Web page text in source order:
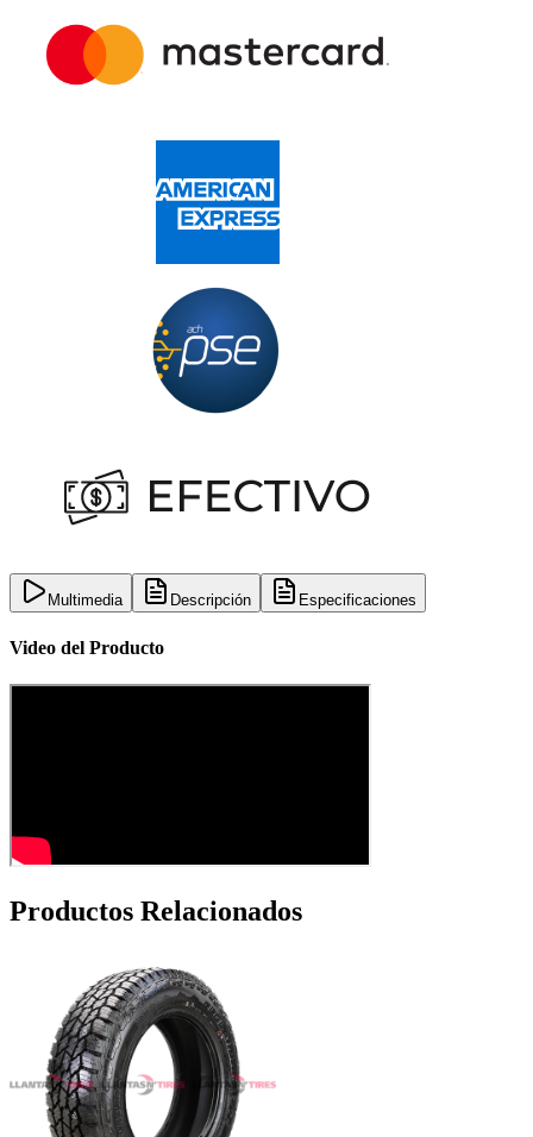
Multimedia Descripción Especificaciones
Video del Producto
Productos Relacionados